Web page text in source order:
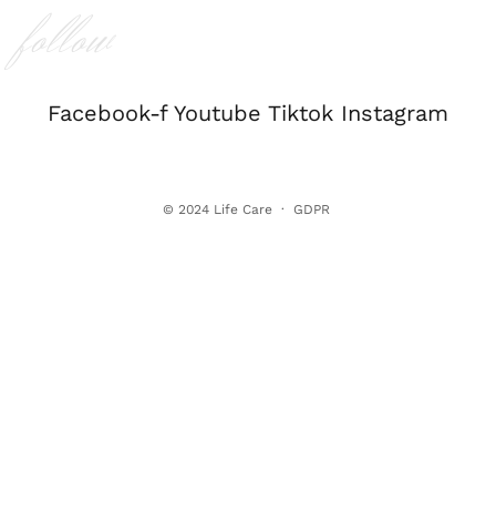
follow
Facebook-f Youtube Tiktok Instagram
© 2024 Life Care· GDPR